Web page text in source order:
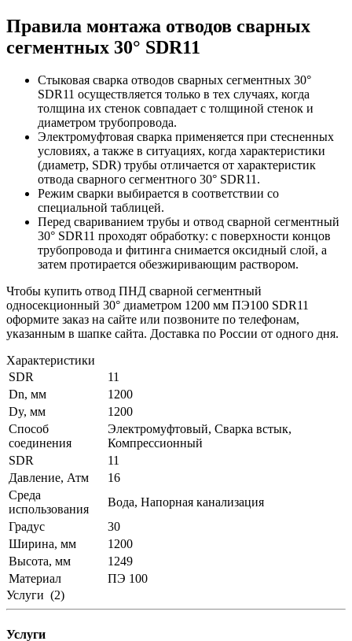
Правила монтажа отводов сварных
сегментных 30° SDR11
Стыковая сварка отводов сварных сегментных 30°
SDR11 осуществляется только в тех случаях, когда
толщина их стенок совпадает с толщиной стенок и
диаметром трубопровода.
Электромуфтовая сварка применяется при стесненных
условиях, а также в ситуациях, когда характеристики
(диаметр, SDR) трубы отличается от характеристик
отвода сварного сегментного 30° SDR11.
Режим сварки выбирается в соответствии со
специальной таблицей.
Перед свариванием трубы и отвод сварной сегментный
30° SDR11 проходят обработку: с поверхности концов
трубопровода и фитинга снимается оксидный слой, а
затем протирается обезжиривающим раствором.
Чтобы купить отвод ПНД сварной сегментный
односекционный 30° диаметром 1200 мм ПЭ100 SDR11
оформите заказ на сайте или позвоните по телефонам,
указанным в шапке сайта. Доставка по России от одного дня.
Характеристики
SDR
11
Dn, мм
1200
Dy, мм
1200
Способ
соединения
Электромуфтовый, Сварка встык,
Компрессионный
SDR
11
Давление, Атм
16
Среда
использования
Вода, Напорная канализация
Градус
30
Ширина, мм
1200
Высота, мм
1249
Материал
ПЭ 100
Услуги (2)
Услуги